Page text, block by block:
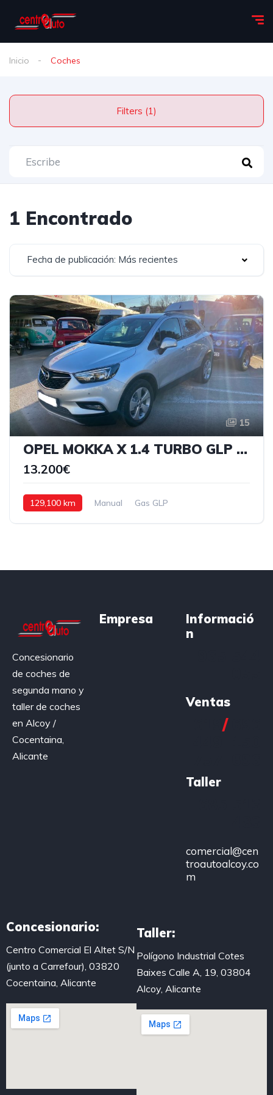
Inicio Coches
Filters (1)
1 Encontrado
Fecha de publicación: Más recientes
15
OPEL MOKKA X 1.4 TURBO GLP SELECTIVE
13.200€
129,100 km Manual Gas GLP
Concesionario
de coches de
segunda mano y
taller de coches
en Alcoy /
Cocentaina,
Alicante
Empresa
Informació
n
Ventas
/
Taller
comercial@cen
troautoalcoy.co
m
Concesionario:
Centro Comercial El Altet S/N
(junto a Carrefour), 03820
Cocentaina, Alicante
Taller:
Polígono Industrial Cotes
Baixes Calle A, 19, 03804
Alcoy, Alicante